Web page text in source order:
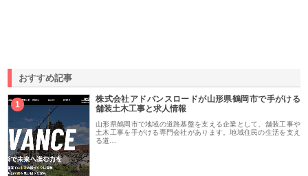
おすすめ記事
1
株式会社アドバンスロードが山形県鶴岡市で手がける
舗装土木工事と求人情報
山形県鶴岡市で地域の道路基盤を支える企業として、舗装工事や
土木工事を手がける専門会社があります。地域住民の生活を支え
る道…